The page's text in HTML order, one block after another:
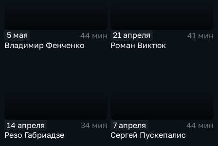
5 мая
44 мин
Владимир Фенченко
21 апреля
41 мин
Роман Виктюк
14 апреля
34 мин
Резо Габриадзе
7 апреля
44 мин
Сергей Пускепалис